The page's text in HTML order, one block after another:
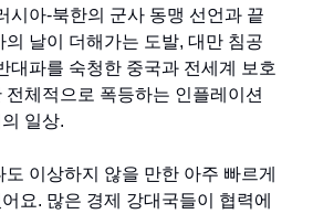
시아-북한의 군사 동맹 선언과 끝
의 날이 더해가는 도발, 대만 침공
대파를 숙청한 중국과 전세계 보호
전체적으로 폭등하는 인플레이션
일상.
이상하지 않을 만한 아주 빠르게
요. 많은 경제 강대국들이 협력에